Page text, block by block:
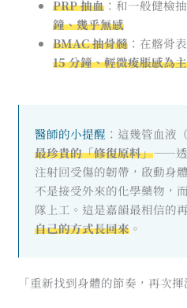
PRP 抽血：和一般健檢
鐘、幾乎無感
BMAC 抽骨髓：在髂骨
15 分鐘、輕微痠脹感為主
醫師的小提醒 ：這幾管血液
最珍貴的「修復原料」——透
注射回受傷的韌帶，啟動身
不是接受外來的化學藥物，
隊上工。這是嘉韻最相信
自己的方式長回來。
「重新找到身體的節奏，再次揮